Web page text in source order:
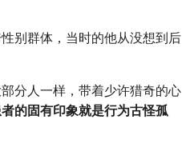
别群体，当时的他从没想到后
分人一样，带着少许猎奇的心
的固有印象就是行为古怪孤